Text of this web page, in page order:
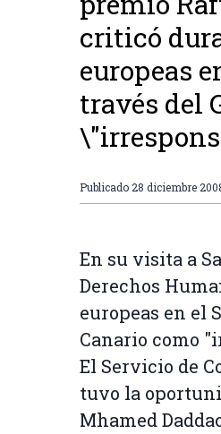
criticó
europeas
través del
Publicado28 diciembre
En su visita a
Derechos
europeas en el
Canario como
El Servicio de
tuvo la
Mhamed